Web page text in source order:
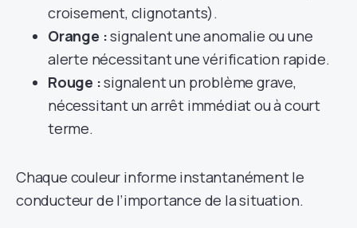
croisement, clignotants).
Orange :signalent une anomalie ou une
alerte nécessitant une vérification rapide.
Rouge :signalent un problème grave,
nécessitant un arrêt immédiat ou à court
terme.
Chaque couleur informe instantanément le
conducteur de l’importance de la situation.